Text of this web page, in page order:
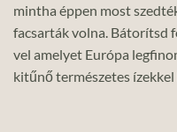
mintha éppen most
facsarták volna. Bátorítsd
vel amelyet Európa
kitűnő természetes